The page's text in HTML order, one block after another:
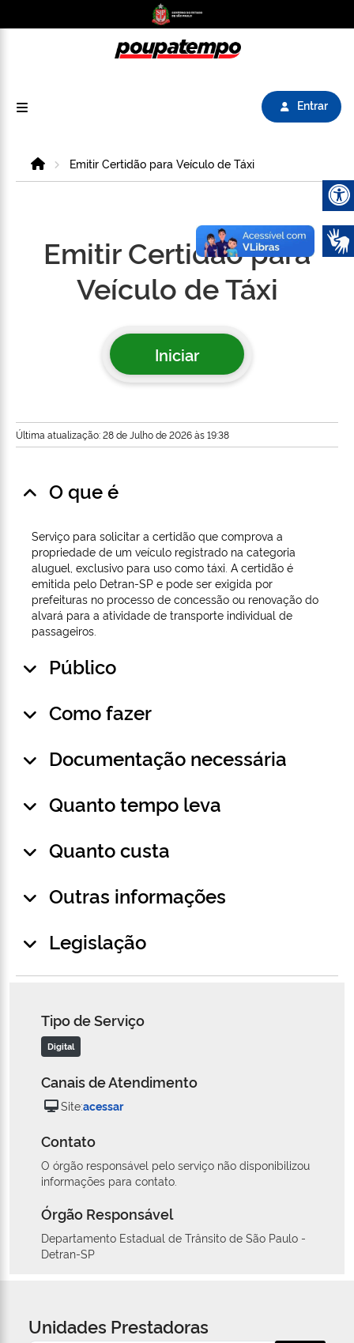
Entrar
HomeEmitir Certidão para Veículo de Táxi
Emitir Certidão para
Veículo de Táxi
Iniciar
Última atualização: 28 de Julho de 2026 às 19:38
O que é
Serviço para solicitar a certidão que comprova a
propriedade de um veículo registrado na categoria
aluguel, exclusivo para uso como táxi. A certidão é
emitida pelo Detran-SP e pode ser exigida por
prefeituras no processo de concessão ou renovação do
alvará para a atividade de transporte individual de
passageiros.
Público
Como fazer
Documentação necessária
Quanto tempo leva
Quanto custa
Outras informações
Legislação
Tipo de Serviço
Digital
Canais de Atendimento
Site:acessar
Contato
O órgão responsável pelo serviço não disponibilizou
informações para contato.
Órgão Responsável
Departamento Estadual de Trânsito de São Paulo -
Detran-SP
Unidades Prestadoras